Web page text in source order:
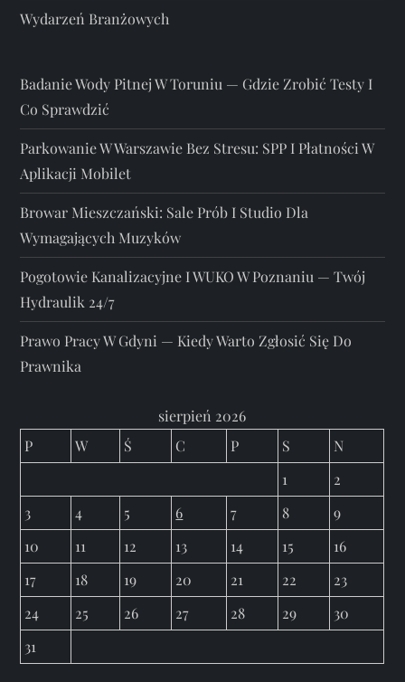
Wydarzeń Branżowych
Badanie Wody Pitnej W Toruniu — Gdzie Zrobić Testy I
Co Sprawdzić
Parkowanie W Warszawie Bez Stresu: SPP I Płatności W
Aplikacji Mobilet
Browar Mieszczański: Sale Prób I Studio Dla
Wymagających Muzyków
Pogotowie Kanalizacyjne I WUKO W Poznaniu — Twój
Hydraulik 24/7
Prawo Pracy W Gdyni — Kiedy Warto Zgłosić Się Do
Prawnika
sierpień 2026
P
W Ś C P S
N
1
2
3
4 5 6 7 8
9
10
11 12 13 14 15
16
17
18 19 20 21 22
23
24
25 26 27 28 29
30
31